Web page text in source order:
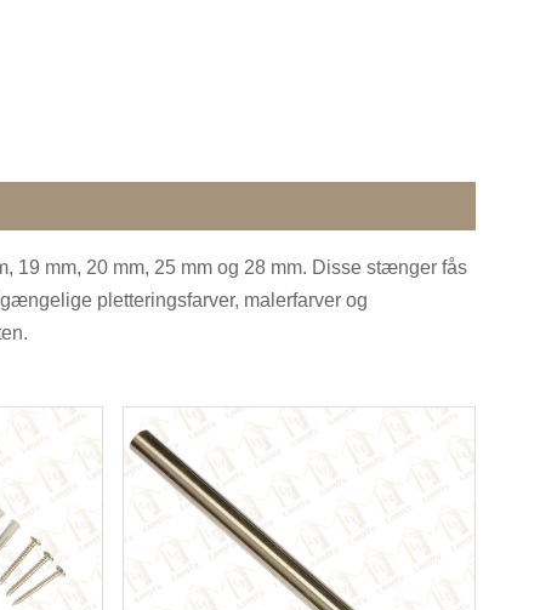
19 mm, 20 mm, 25 mm og 28 mm. Disse stænger fås
pletteringsfarver, malerfarver og